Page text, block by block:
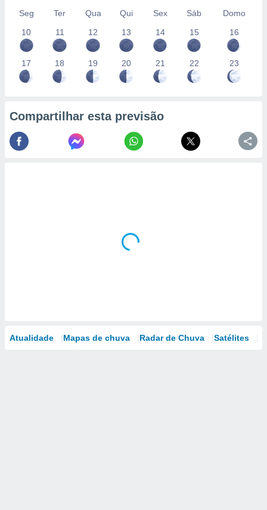
Seg Ter Qua Qui Sex Sáb
Domo
10
11 12 13 14 15 16
17 18 19 20 21 22 23
Compartilhar esta previsão
Atualidade Mapas de chuva Radar de Chuva Satélites